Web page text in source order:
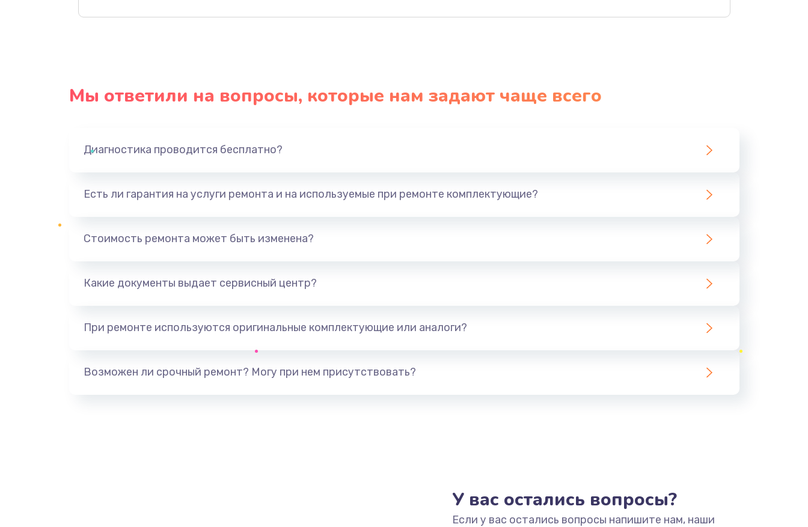
Мы ответили на вопросы, которые нам задают чаще всего
Диагностика проводится бесплатно?
Есть ли гарантия на услуги ремонта и на используемые при ремонте комплектующие?
Стоимость ремонта может быть изменена?
Какие документы выдает сервисный центр?
При ремонте используются оригинальные комплектующие или аналоги?
Возможен ли срочный ремонт? Могу при нем присутствовать?
У вас остались вопросы?
Если у вас остались вопросы напишите нам, наши